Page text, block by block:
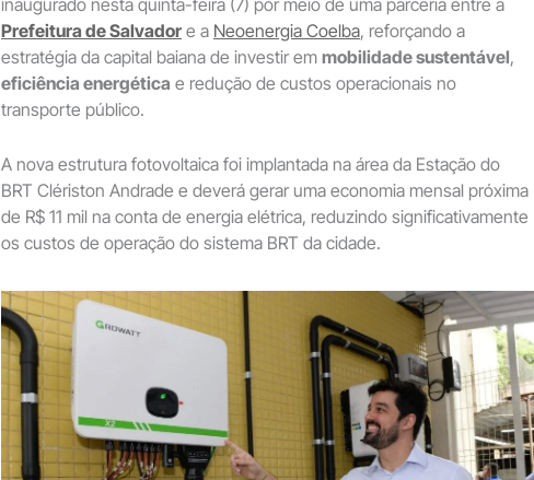
inaugurado nesta quinta-feira (7) por meio de uma parceria entre a
Prefeitura de Salvador e a Neoenergia Coelba, reforçando a
estratégia da capital baiana de investir em mobilidade sustentável,
eficiência energética e redução de custos operacionais no
transporte público.
A nova estrutura fotovoltaica foi implantada na área da Estação do
BRT Clériston Andrade e deverá gerar uma economia mensal próxima
de R$ 11 mil na conta de energia elétrica, reduzindo significativamente
os custos de operação do sistema BRT da cidade.